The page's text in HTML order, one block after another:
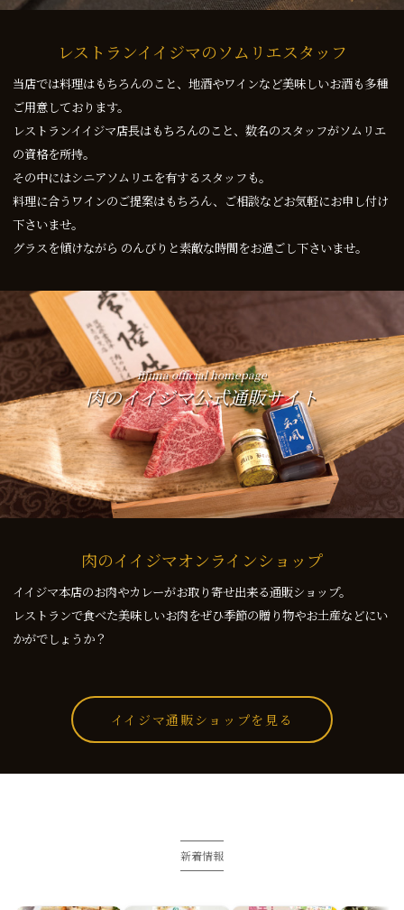
レストランイイジマのソムリエスタッフ
当店では料理はもちろんのこと、地酒やワインなど美味しいお酒も多種
ご用意しております。
レストランイイジマ店長はもちろんのこと、数名のスタッフがソムリエ
の資格を所持。
その中にはシニアソムリエを有するスタッフも。
料理に合うワインのご提案はもちろん、ご相談などお気軽にお申し付け
下さいませ。
グラスを傾けながら のんびりと素敵な時間をお過ごし下さいませ。
iijima official homepage
肉のイイジマ公式通販サイト
肉のイイジマオンラインショップ
イイジマ本店のお肉やカレーがお取り寄せ出来る通販ショップ。
レストランで食べた美味しいお肉をぜひ季節の贈り物やお土産などにい
かがでしょうか？
イイジマ通販ショップを見る
新着情報